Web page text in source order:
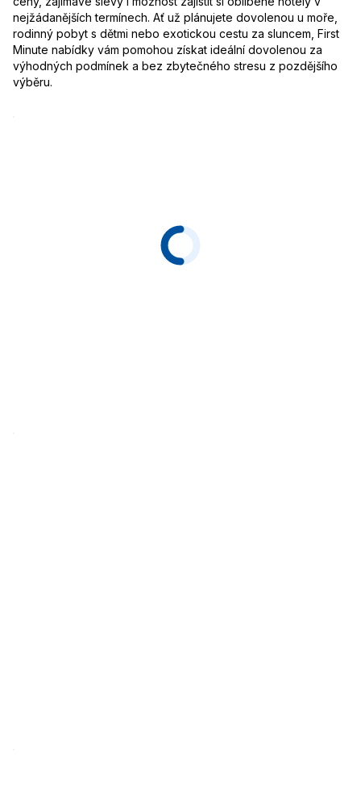
nejžádanějších termínech. Ať už plánujete dovolenou u moře,
rodinný pobyt s dětmi nebo exotickou cestu za sluncem, First
Minute nabídky vám pomohou získat ideální dovolenou za
výhodných podmínek a bez zbytečného stresu z pozdějšího
výběru.